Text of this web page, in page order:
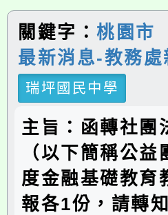
關鍵字：桃園市
最新消息-教務處
瑞坪國民中學
主旨：函轉社團
（以下簡稱公
度金融基礎教育
報各1份，請轉